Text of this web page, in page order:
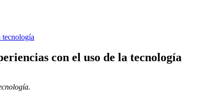
con el uso de la tecnología